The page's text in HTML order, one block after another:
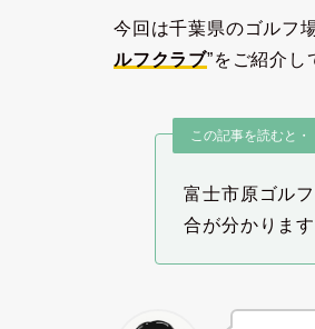
今回は千葉県のゴルフ
ルフクラブ”をご紹介し
この記事を読むと・
富士市原ゴル
合が分かります